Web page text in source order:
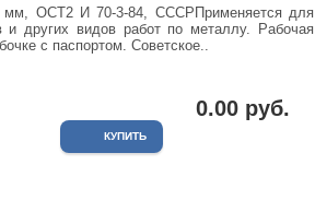
мм, ОСТ2 И 70-3-84, СССРПрименяется для
и других видов работ по металлу. Рабочая
с паспортом. Советское..
0.00 руб.